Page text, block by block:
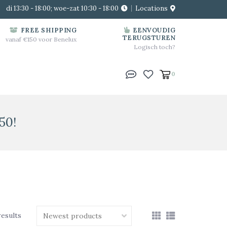
di 13:30 - 18:00; woe-zat 10:30 - 18:00 Locations
FREE SHIPPING
vanaf €150 voor Benelux
EENVOUDIG
TERUGSTUREN
Logisch toch?
0